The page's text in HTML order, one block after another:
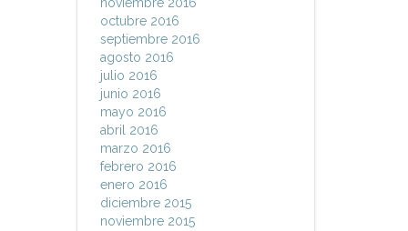
octubre 2016
septiembre 2016
agosto 2016
julio 2016
junio 2016
mayo 2016
abril 2016
marzo 2016
febrero 2016
enero 2016
diciembre 2015
noviembre 2015